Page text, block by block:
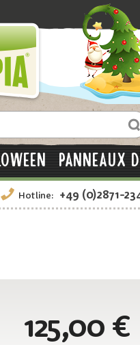
PANNEAUX
Hotline: +49 (0)2871-
125,00 €